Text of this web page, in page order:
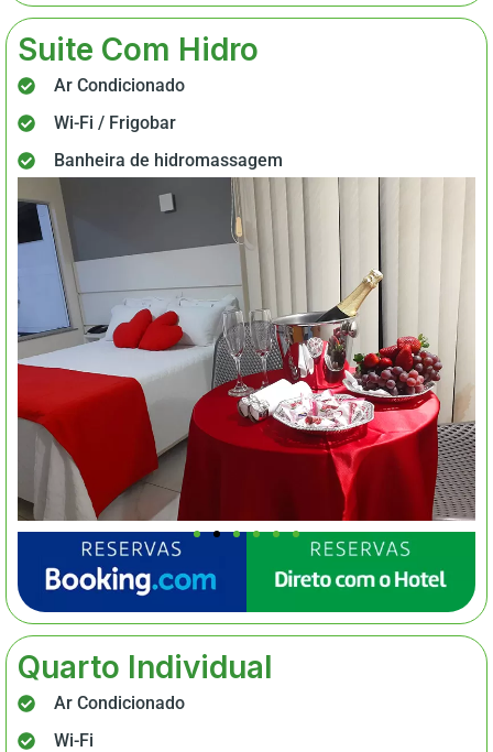
Suite Com Hidro
Ar Condicionado
Wi-Fi / Frigobar
Banheira de hidromassagem
Quarto Individual
Ar Condicionado
Wi-Fi